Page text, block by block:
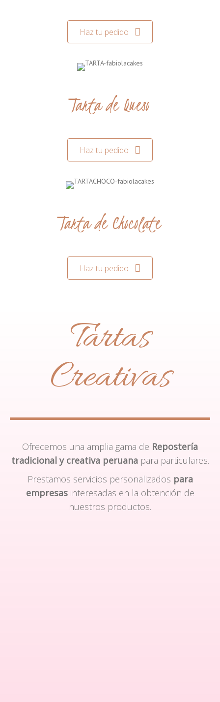
Haz tu pedido
Tarta de Queso
Haz tu pedido
Tarta de Chocolate
Haz tu pedido
Tartas
Creativas
Ofrecemos una amplia gama de Repostería
tradicional y creativa peruanapara particulares.
Prestamos servicios personalizados para
empresasinteresadas en la obtención de
nuestros productos.